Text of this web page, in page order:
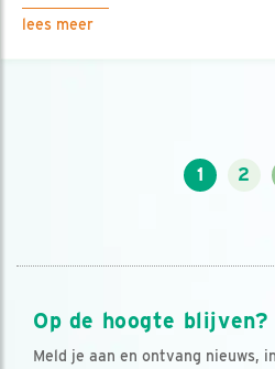
lees meer
1 2
Op de hoogte blijven?
Meld je aan en ontvang nieuws,